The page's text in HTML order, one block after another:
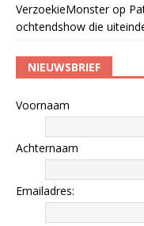
VerzoekieMonsterop
ochtendshow die
NIEUWSBRIEF
Voornaam
Achternaam
Emailadres: